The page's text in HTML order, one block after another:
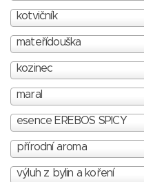
kotvičník
mateřídouška
kozinec
maral
esence EREBOS SPICY
přírodní aroma
výluh z bylin a koření